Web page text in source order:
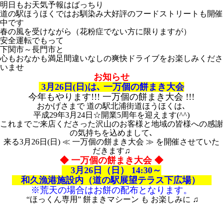
明日もお天気予報はばっちり
道の駅ほうほくではお馴染み大好評のフードストリートも開催
中です
春の風を受けながら（花粉症でない方に限りますが）
安全運転でもって
下関市～長門市と
心もおなかも満足間違いなしの爽快ドライブをお楽しみくださ
いませ
お知らせ
3月26日(日)は､ 一万個の餅まき大会
今年もやります!!! 一万個の餅まき大会 !!!
おかげさまで 道の駅北浦街道ほうほくは､
平成29年3月24日☆開業5周年を迎えます(^^)
これまでご来店くださった沢山のお客様と地域の皆様への感謝
の気持ちを込めまして､
来る3月26日(日) ≪ 一万個の餅まき大会 ≫ を開催させていた
だきます♫
◆ 一万個の餅まき大会 ◆
3月26日（日） 14:30～
和久漁港施設内（道の駅展望テラス下広場）
※荒天の場合はお餅の配布となります。
“ほっくん専用” 餅まきマシーン も お楽しみに ♫